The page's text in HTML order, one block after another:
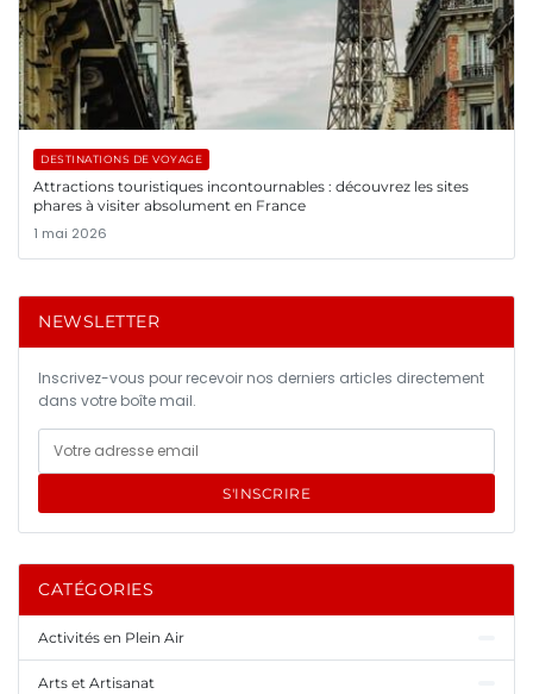
DESTINATIONS DE VOYAGE
Attractions touristiques incontournables : découvrez les sites
phares à visiter absolument en France
1 mai 2026
NEWSLETTER
Inscrivez-vous pour recevoir nos derniers articles directement
dans votre boîte mail.
S'INSCRIRE
CATÉGORIES
Activités en Plein Air
Arts et Artisanat